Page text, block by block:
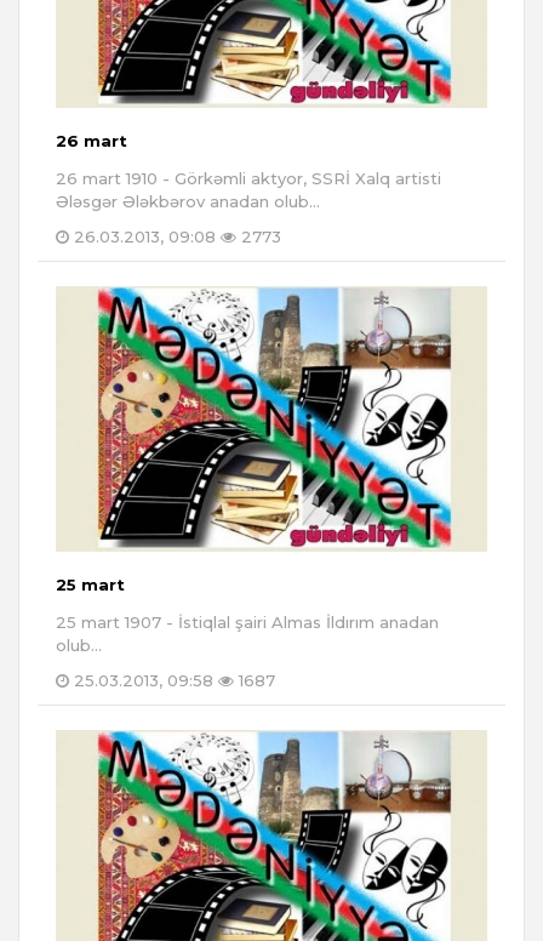
26 mart
26 mart 1910 - Görkəmli aktyor, SSRİ Xalq artisti
Ələsgər Ələkbərov anadan olub...
26.03.2013, 09:08
2773
25 mart
25 mart 1907 - İstiqlal şairi Almas İldırım anadan
olub...
25.03.2013, 09:58
1687